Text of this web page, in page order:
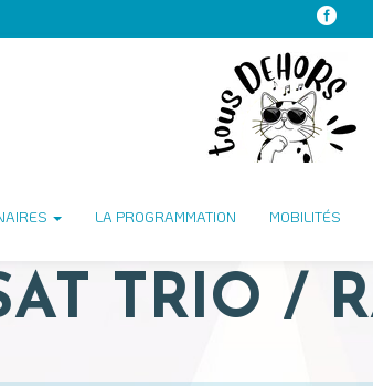
LA PROGRAMMATION MOBILITÉS
TRIO /